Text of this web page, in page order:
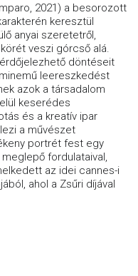
2021) a besorozott
keresztül
anyai szeretetről,
veszi górcső alá.
döntéseit
leereszkedést
azok a társadalom
keserédes
és a kreatív ipar
a művészet
portrét fest egy
fordulataival,
az idei cannes-i
ahol a Zsűri díjával